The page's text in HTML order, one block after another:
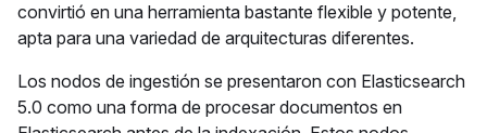
convirtió en una herramienta bastante flexible y potente,
apta para una variedad de arquitecturas diferentes.
Los nodos de ingestión se presentaron con Elasticsearch
5.0 como una forma de procesar documentos en